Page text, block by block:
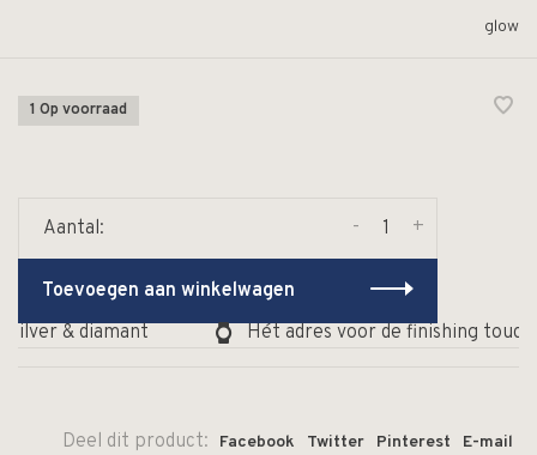
glow
1 Op voorraad
Aantal: +
-
Toevoegen aan winkelwagen
& diamant
Hét adres voor de finishing touch
Deel dit product: Facebook Twitter Pinterest E-mail